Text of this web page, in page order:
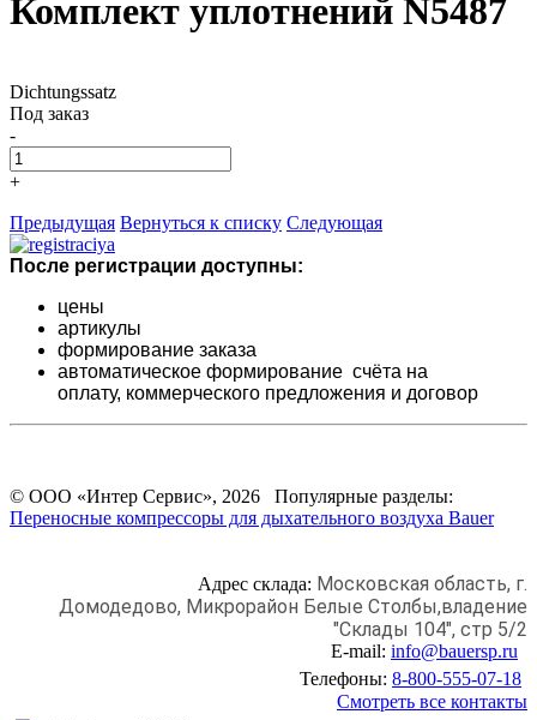
Комплект уплотнений N5487
Dichtungssatz
Под заказ
-
+
Предыдущая Вернуться к списку Следующая
После регистрации доступны:
цены
артикулы
формирование заказа
автоматическое формирование счёта на
оплату, коммерческого предложения и договор
© ООО «Интер Сервис», 2026 Популярные разделы:
Переносные компрессоры для дыхательного воздуха Bauer
Адрес склада: Московская область, г.
Домодедово, Микрорайон Белые Столбы,владение
"Склады 104", стр 5/2
E-mail: info@bauersp.ru
Телефоны: 8-800-555-07-18
Смотреть все контакты